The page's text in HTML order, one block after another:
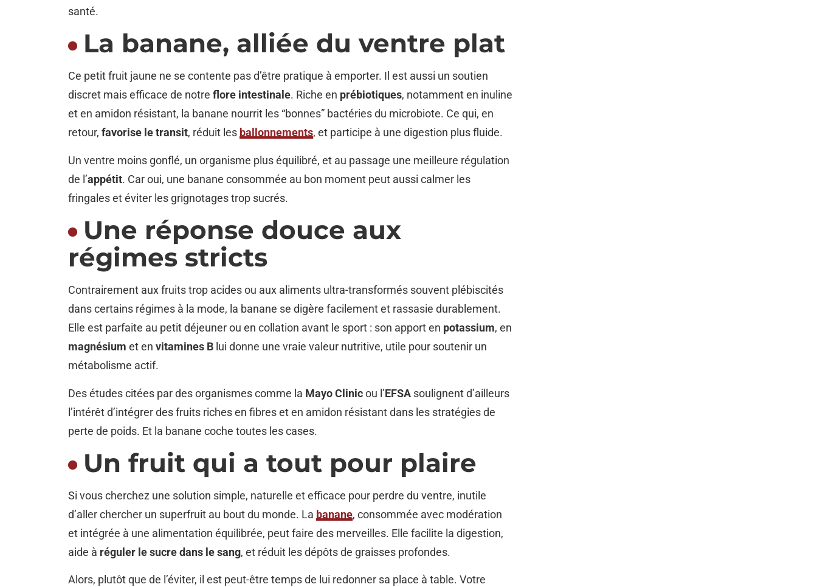
santé.
La banane, alliée du ventre plat
Ce petit fruit jaune ne se contente pas d’être pratique à emporter. Il est aussi un soutien
discret mais efficace de notre flore intestinale. Riche en prébiotiques, notamment en inuline
et en amidon résistant, la banane nourrit les “bonnes” bactéries du microbiote. Ce qui, en
retour, favorise le transit, réduit les ballonnements, et participe à une digestion plus fluide.
Un ventre moins gonflé, un organisme plus équilibré, et au passage une meilleure régulation
de l’appétit. Car oui, une banane consommée au bon moment peut aussi calmer les
fringales et éviter les grignotages trop sucrés.
Une réponse douce aux
régimes stricts
Contrairement aux fruits trop acides ou aux aliments ultra-transformés souvent plébiscités
dans certains régimes à la mode, la banane se digère facilement et rassasie durablement.
Elle est parfaite au petit déjeuner ou en collation avant le sport : son apport en potassium, en
magnésium et en vitamines B lui donne une vraie valeur nutritive, utile pour soutenir un
métabolisme actif.
Des études citées par des organismes comme la Mayo Clinic ou l’EFSA soulignent d’ailleurs
l’intérêt d’intégrer des fruits riches en fibres et en amidon résistant dans les stratégies de
perte de poids. Et la banane coche toutes les cases.
Un fruit qui a tout pour plaire
Si vous cherchez une solution simple, naturelle et efficace pour perdre du ventre, inutile
d’aller chercher un superfruit au bout du monde. La banane, consommée avec modération
et intégrée à une alimentation équilibrée, peut faire des merveilles. Elle facilite la digestion,
aide à réguler le sucre dans le sang, et réduit les dépôts de graisses profondes.
Alors, plutôt que de l’éviter, il est peut-être temps de lui redonner sa place à table. Votre